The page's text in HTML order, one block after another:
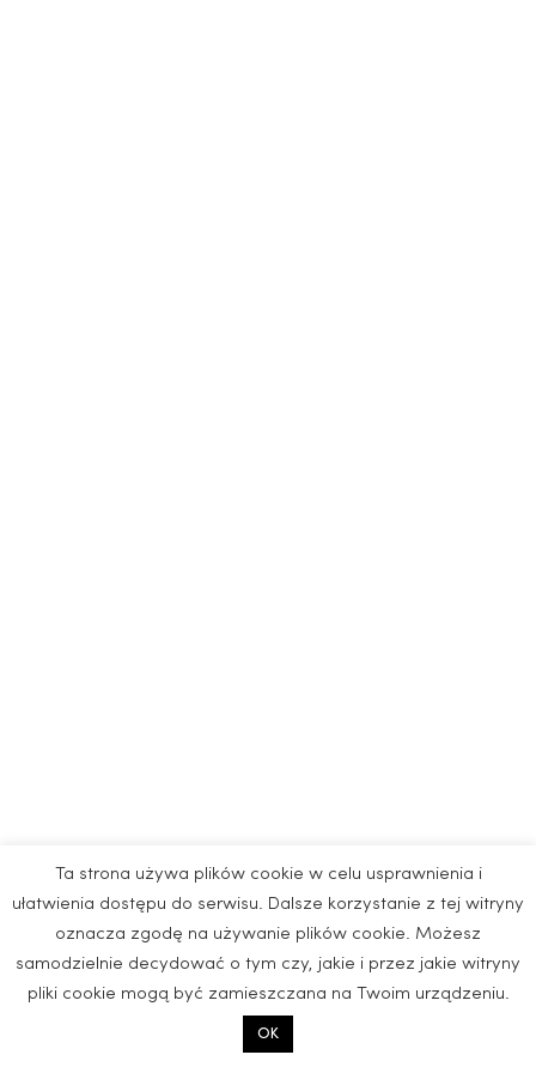
Ta strona używa plików cookie w celu usprawnienia i
ułatwienia dostępu do serwisu. Dalsze korzystanie z tej witryny
oznacza zgodę na używanie plików cookie. Możesz
samodzielnie decydować o tym czy, jakie i przez jakie witryny
pliki cookie mogą być zamieszczana na Twoim urządzeniu.
OK